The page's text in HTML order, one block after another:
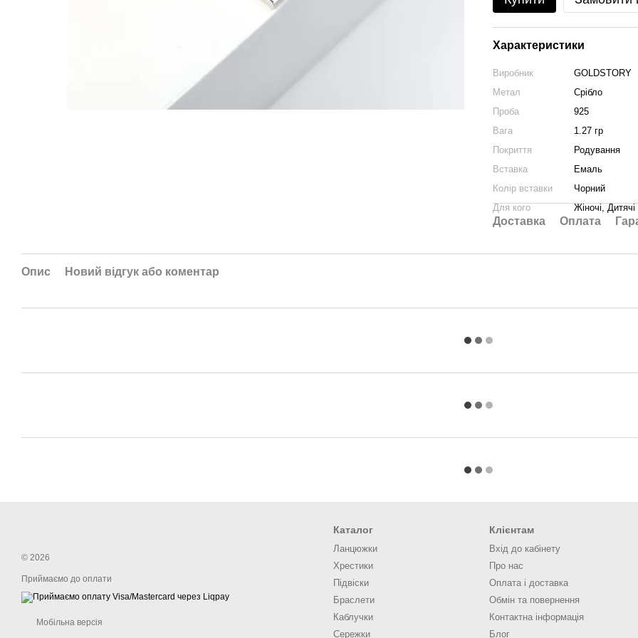
Характеристики
Виробник
GOLDSTORY
Метал
Срібло
Проба
925
Вага
1.27 гр
Покриття
Родування
Вставка
Емаль
Колір вставки
Чорний
Для кого
Жіночі, Дитячі
Доставка Оплата
Опис Новий відгук або коментар
© 2026
Приймаємо до оплати
Мобільна версія
Каталог
Ланцюжки
Хрестики
Підвіски
Браслети
Каблучки
Сережки
Клієнтам
Вхід до кабінету
Про нас
Оплата і доставка
Обмін та повернення
Контактна інформація
Блог